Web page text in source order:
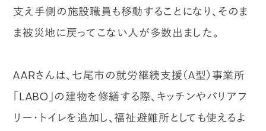
支え手側の施設職員も移動することになり、そのま
ま被災地に戻ってこない人が多数出ました。
AARさんは、七尾市の就労継続支援（A型）事業所
「LABO」の建物を修繕する際、キッチンやバリアフ
リー・トイレを追加し、福祉避難所としても使えるよ